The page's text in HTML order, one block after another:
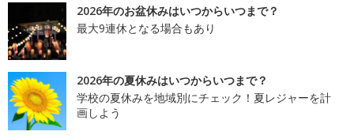
2026年のお盆休みはいつからいつまで？
最大9連休となる場合もあり
2026年の夏休みはいつからいつまで？
学校の夏休みを地域別にチェック！夏レジャーを計
画しよう